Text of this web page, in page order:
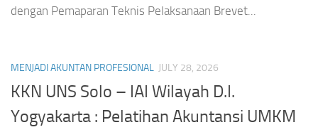
dengan Pemaparan Teknis Pelaksanaan Brevet...
MENJADI AKUNTAN PROFESIONAL JULY 28, 2026
KKN UNS Solo – IAI Wilayah D.I.
Yogyakarta : Pelatihan Akuntansi UMKM